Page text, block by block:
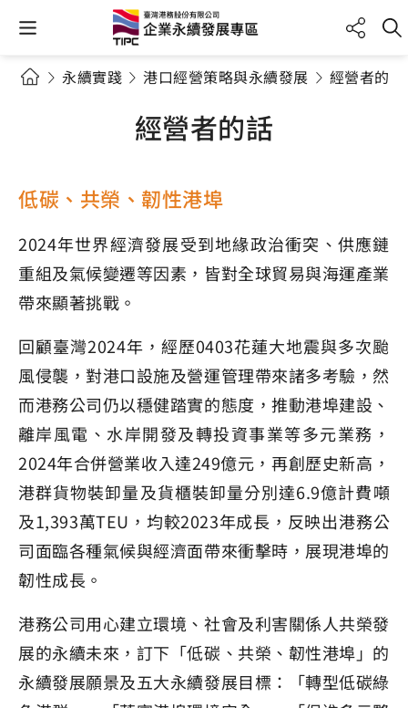
永續實踐 港口經營策略與永續發展 經營者的話
經營者的話
低碳、共榮、韌性港埠
2024年世界經濟發展受到地緣政治衝突、供應鏈
重組及氣候變遷等因素，皆對全球貿易與海運產業
帶來顯著挑戰。
回顧臺灣2024年，經歷0403花蓮大地震與多次颱
風侵襲，對港口設施及營運管理帶來諸多考驗，然
而港務公司仍以穩健踏實的態度，推動港埠建設、
離岸風電、水岸開發及轉投資事業等多元業務，
2024年合併營業收入達249億元，再創歷史新高，
港群貨物裝卸量及貨櫃裝卸量分別達6.9億計費噸
及1,393萬TEU，均較2023年成長，反映出港務公
司面臨各種氣候與經濟面帶來衝擊時，展現港埠的
韌性成長。
港務公司用心建立環境、社會及利害關係人共榮發
展的永續未來，訂下「低碳、共榮、韌性港埠」的
永續發展願景及五大永續發展目標：「轉型低碳綠